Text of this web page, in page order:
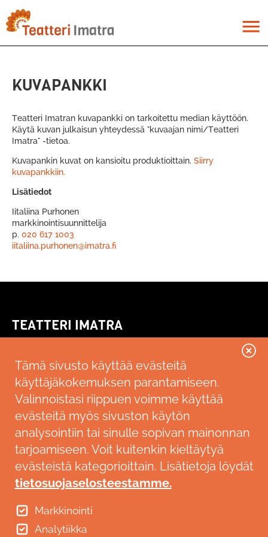
pääsisältöön
menu
KUVAPANKKI
Teatteri Imatran kuvapankki on tarkoitettu median käyttöön.
Käytä kuvan julkaisun yhteydessä "kuvaajan nimi/Teatteri
Imatra" -tietoa.
Kuvapankin kuvat on kansioitu produktioittain. Siirry
kuvapankkiin.
Lisätiedot
Iitaliina Purhonen
markkinointisuunnittelija
p. 020 617 1003
iitaliina.purhonen@imatra.fi
TEATTERI IMATRA
Saavutettavuusseloste
LIPUNMYYNTI
Ticketmaster p. 0600 10 800 (2,00€ €/min+pvm)
Imatran lipunmyynti
RYHMÄMYYNTI
p. 020 617 6647 arkisin klo 9-12
teatteri@imatra.fi
Tämä sivusto käyttää evästeitä
käyttäjäkokemuksen parantamiseen.
Valinnoistasi riippuen voimme käyttää
evästeitä myös sivuston käytön
analysointiin tai sinulle sopivan mainonnan
tarjoamiseen. Voit kuitenkin kieltäytyä
evästeistä kategorioittain. Lisätietoja löydät
tietosuojaselosteestamme.
Markkinointi
Analytiikka